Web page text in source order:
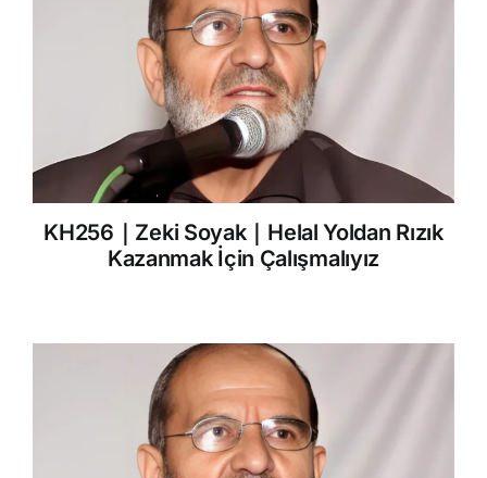
KH256｜Zeki Soyak｜Helal Yoldan Rızık
Kazanmak İçin Çalışmalıyız